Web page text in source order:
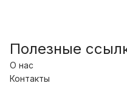
Полезные
О нас
Контакты